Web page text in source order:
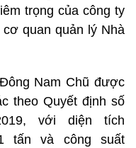
trọng của công ty
quan quản lý Nhà
Nam Chũ được
theo Quyết định số
với diện tích
tấn và công suất